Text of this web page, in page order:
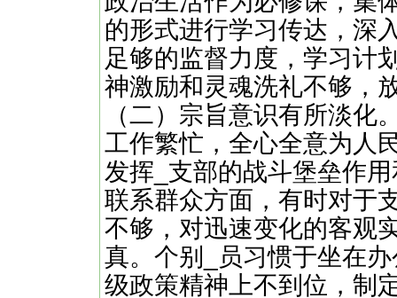
的形式进行学习传达，深
足够的监督力度，学习计
神激励和灵魂洗礼不够，
（二）宗旨意识有所淡化
工作繁忙，全心全意为人
发挥_支部的战斗堡垒作
联系群众方面，有时对于
不够，对迅速变化的客观
真。个别_员习惯于坐在
级政策精神上不到位，制